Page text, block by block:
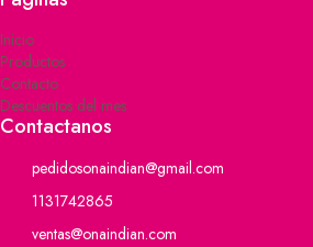
Inicio
Productos
Contacto
Descuentos del mes
Contactanos
pedidosonaindian@gmail.com
1131742865
ventas@onaindian.com